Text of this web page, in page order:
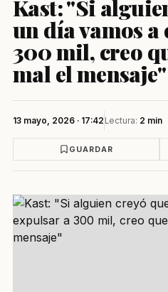
Kast: "Si
un día vamos a
300 mil, creo
mal el mensaje"
13 mayo, 2026 · 17:42 Lectura: 2 min
GUARDAR